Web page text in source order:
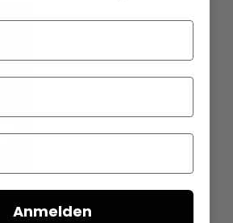
in
Anmelden